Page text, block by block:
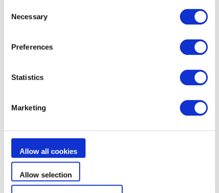
Selection
Necessary
Preferences
Statistics
Marketing
Allow all cookies
Allow selection
Ovládání pomocí
aplikace iAquaLink®
Díky aplikaci iAquaLink® můžete k funkcím